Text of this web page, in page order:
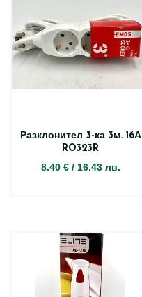
Разклонител 3-ка 3м. 16А
RO323R
8.40 €/ 16.43 лв.